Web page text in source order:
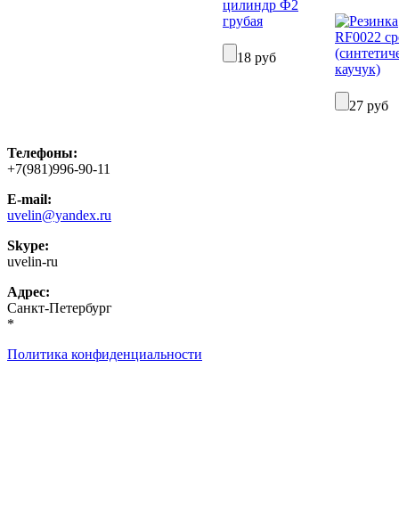
18 руб
27 руб
Телефоны:
+7(981)996-90-11
E-mail:
uvelin@yandex.ru
Skype:
uvelin-ru
Адрес:
Санкт-Петербург
*
Политика конфиденциальности